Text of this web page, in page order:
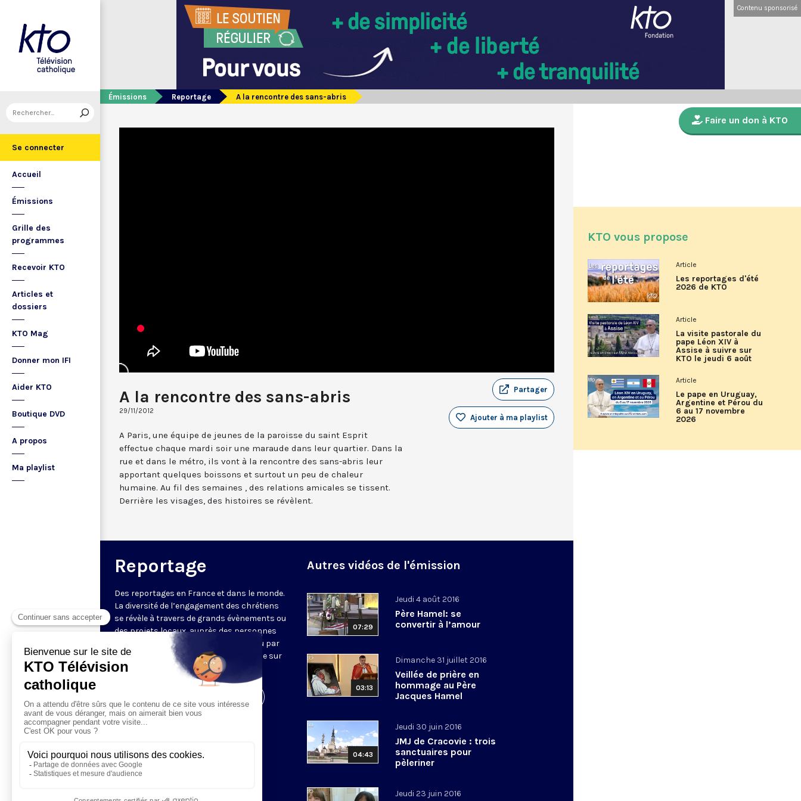
Se connecter
Accueil
Émissions
Grille des
programmes
Recevoir KTO
Articles et
dossiers
KTO Mag
Donner mon IFI
Aider KTO
Boutique DVD
A propos
Ma playlist
Contenu sponsorisé
Émissions Reportage A la rencontre des sans-abris
A la rencontre des sans-abris
29/11/2012
Partager
Ajouter à ma playlist
A Paris, une équipe de jeunes de la paroisse du saint Esprit
effectue chaque mardi soir une maraude dans leur quartier. Dans la
rue et dans le métro, ils vont à la rencontre des sans-abris leur
apportant quelques boissons et surtout un peu de chaleur
humaine. Au fil des semaines , des relations amicales se tissent.
Derrière les visages, des histoires se révèlent.
Reportage
Des reportages en France et dans le monde.
La diversité de l’engagement des chrétiens
se révèle à travers de grands évènements ou
des projets locaux, auprès des personnes
fragiles, au service du Bien commun ou par
l’évangélisation. Un regard d’espérance sur
le monde.
Autres vidéos de l'émission
07:29
Jeudi 4 août 2016
Père Hamel: se
convertir à l’amour
03:13
Dimanche 31 juillet 2016
Veillée de prière en
hommage au Père
Jacques Hamel
04:43
Jeudi 30 juin 2016
JMJ de Cracovie : trois
sanctuaires pour
pèleriner
Jeudi 23 juin 2016
Faire un don à KTO
KTO vous propose
Article
Les reportages d'été
2026 de KTO
Article
La visite pastorale du
pape Léon XIV à
Assise à suivre sur
KTO le jeudi 6 août
Article
Le pape en Uruguay,
Argentine et Pérou du
6 au 17 novembre
2026